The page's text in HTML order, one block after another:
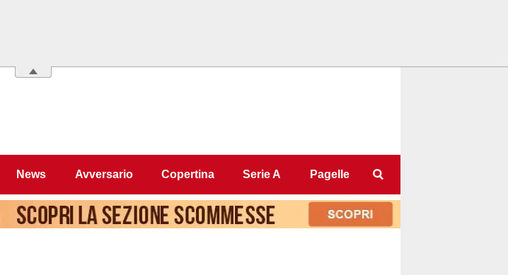
News Avversario Copertina Serie A Pagelle